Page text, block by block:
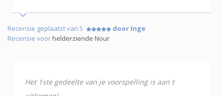
Recensie geplaatst van 5
door Inge
Recensie voorhelderziende Nour
Het 1ste gedeelte van je voorspelling is aan t